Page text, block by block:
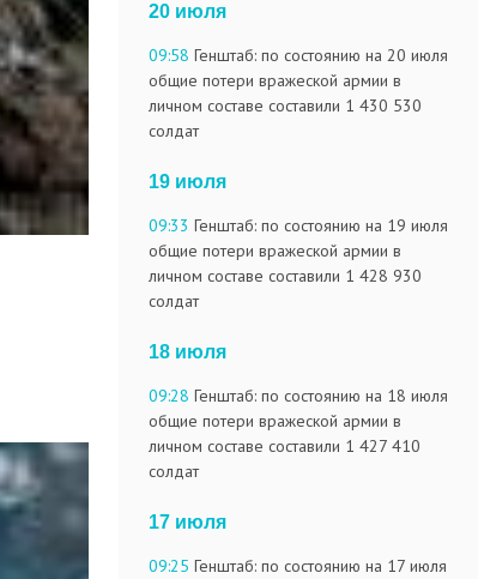
20 июля
09:58 Генштаб: по состоянию на 20 июля
общие потери вражеской армии в
личном составе составили 1 430 530
солдат
19 июля
09:33 Генштаб: по состоянию на 19 июля
общие потери вражеской армии в
личном составе составили 1 428 930
солдат
18 июля
09:28 Генштаб: по состоянию на 18 июля
общие потери вражеской армии в
личном составе составили 1 427 410
солдат
17 июля
09:25 Генштаб: по состоянию на 17 июля